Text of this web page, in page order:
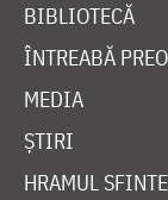
BIBLIOTECĂ
ÎNTREABĂ
MEDIA
ȘTIRI
HRAMUL